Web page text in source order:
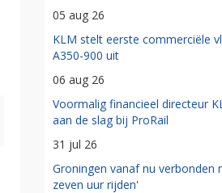
05 aug 26
KLM stelt eerste commerciële
A350-900 uit
06 aug 26
Voormalig financieel directeur
aan de slag bij ProRail
31 jul 26
Groningen vanaf nu verbonden
zeven uur rijden'